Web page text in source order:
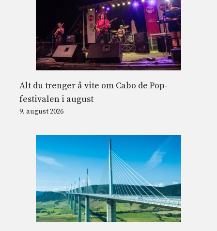
Alt du trenger å vite om Cabo de Pop-
festivalen i august
9. august 2026